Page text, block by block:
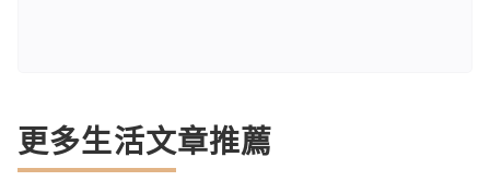
更多生活文章推薦